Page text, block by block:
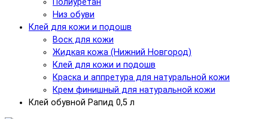
Низ обуви
Клей для кожи и подошв
Воск для кожи
Жидкая кожа (Нижний Новгород)
Клей для кожи и подошв
Краска и аппретура для натуральной кожи
Крем финишный для натуральной кожи
Клей обувной Рапид 0,5 л